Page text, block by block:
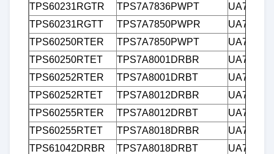
TPS60231RGTR
TPS7A7836PWPT
TPS60231RGTT
TPS7A7850PWPR
TPS60250RTER
TPS7A7850PWPT
TPS60250RTET
TPS7A8001DRBR
TPS60252RTER
TPS7A8001DRBT
TPS60252RTET
TPS7A8012DRBR
TPS60255RTER
TPS7A8012DRBT
TPS60255RTET
TPS7A8018DRBR
TPS61042DRBR
TPS7A8018DRBT